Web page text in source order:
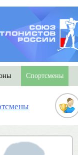
Спортсмены